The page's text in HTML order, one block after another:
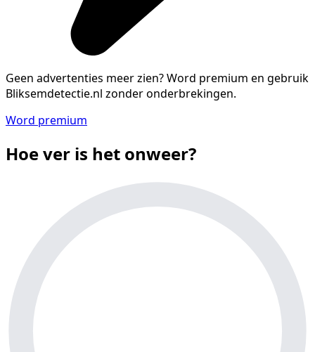
Geen advertenties meer zien?Word premium en gebruik
Bliksemdetectie.nl zonder onderbrekingen.
Word premium
Hoe ver is het onweer?